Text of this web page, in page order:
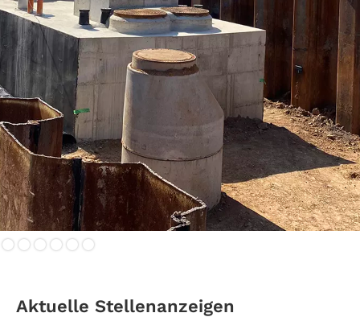
Aktuelle Stellenanzeigen